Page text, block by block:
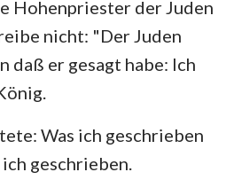
Hohenpriester der Juden
nicht: "Der Juden
daß er gesagt habe: Ich
Was ich geschrieben
geschrieben.